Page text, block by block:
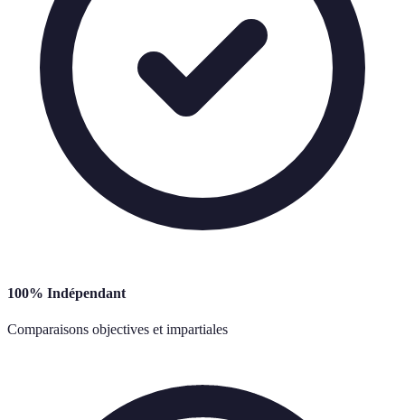
100% Indépendant
Comparaisons objectives et impartiales